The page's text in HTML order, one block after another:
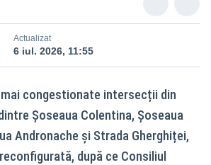
Actualizat
6 iul. 2026, 11:55
congestionate intersecții din
Șoseaua Colentina, Șoseaua
Andronache și Strada Gherghiței,
după ce Consiliul